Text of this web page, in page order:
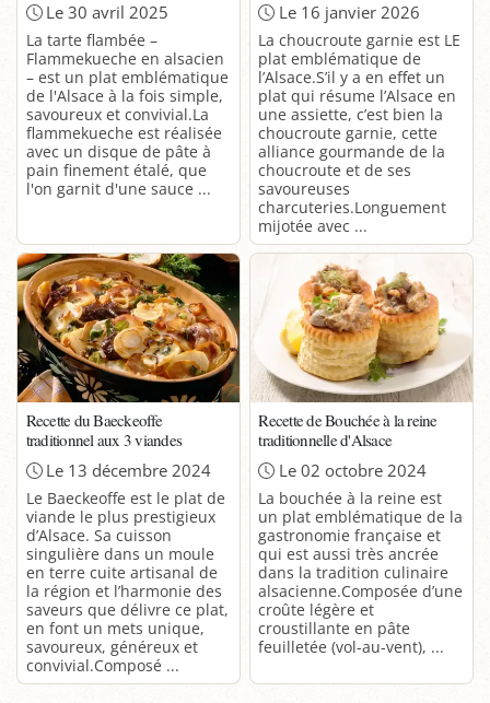
Le 30 avril 2025
La tarte flambée –
Flammekueche en alsacien
– est un plat emblématique
de l'Alsace à la fois simple,
savoureux et convivial.La
flammekueche est réalisée
avec un disque de pâte à
pain finement étalé, que
l'on garnit d'une sauce ...
Le 16 janvier 2026
La choucroute garnie est LE
plat emblématique de
l’Alsace.S’il y a en effet un
plat qui résume l’Alsace en
une assiette, c’est bien la
choucroute garnie, cette
alliance gourmande de la
choucroute et de ses
savoureuses
charcuteries.Longuement
mijotée avec ...
Recette du Baeckeoffe
traditionnel aux 3 viandes
Le 13 décembre 2024
Le Baeckeoffe est le plat de
viande le plus prestigieux
d’Alsace. Sa cuisson
singulière dans un moule
en terre cuite artisanal de
la région et l’harmonie des
saveurs que délivre ce plat,
en font un mets unique,
savoureux, généreux et
convivial.Composé ...
Recette de Bouchée à la reine
traditionnelle d'Alsace
Le 02 octobre 2024
La bouchée à la reine est
un plat emblématique de la
gastronomie française et
qui est aussi très ancrée
dans la tradition culinaire
alsacienne.Composée d’une
croûte légère et
croustillante en pâte
feuilletée (vol-au-vent), ...